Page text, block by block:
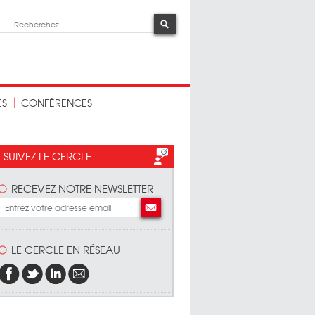
CONFÉRENCES
14
SUIVEZ LE CERCLE
RECEVEZ NOTRE NEWSLETTER
LE CERCLE EN RÉSEAU